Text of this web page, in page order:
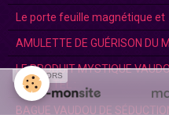
Le porte feuille magnétique et
AMULETTE DE GUÉRISON DU
LE PRODUIT MYSTIQUE
SUCRE.TEL :
BAGUE VAUDOU DE
SPONSORS